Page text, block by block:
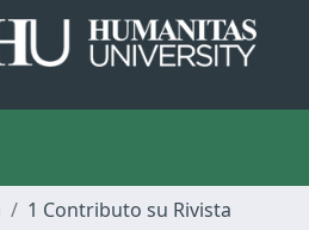
1 Contributo su Rivista